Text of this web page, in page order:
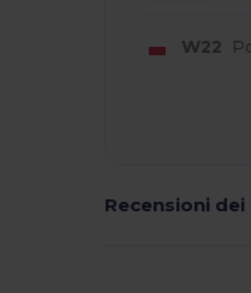
W22
Recensioni